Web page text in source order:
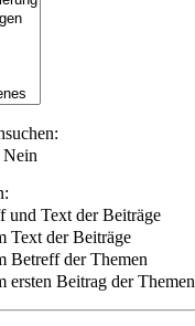
Nein
und Text der Beiträge
Text der Beiträge
Betreff der Themen
ersten Beitrag der Themen